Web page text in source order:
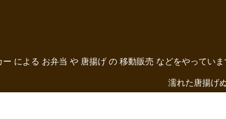
による お弁当 や 唐揚げ の 移動販売 などをやっていま
濡れた唐揚げ